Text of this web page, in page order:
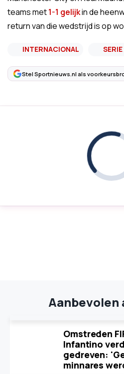
teams met1-1 gelijkin de
return van die wedstrijd is op
INTERNACIONAL SERIE
Stel Sportnieuws.nl als
Omstreden
Infantino
gedreven:
minnares